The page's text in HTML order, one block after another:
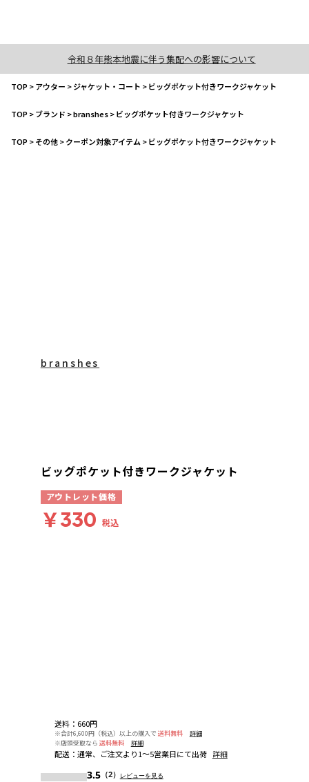
令和８年熊本地震に伴う集配への影響について
TOP>アウター >ジャケット・コート >ビッグポケット付きワークジャケット
TOP>ブランド >branshes>ビッグポケット付きワークジャケット
TOP>その他>クーポン対象アイテム >ビッグポケット付きワークジャケット
送料： 660円
※合計6,600円（税込）以上の購入で 送料無料
詳細
※店頭受取なら 送料無料 詳細
配送： 通常、ご注文より1～5営業日にて出荷 詳細
3.5（2） レビューを見る
branshes
ビッグポケット付きワークジャケット
アウトレット価格
￥330 税込